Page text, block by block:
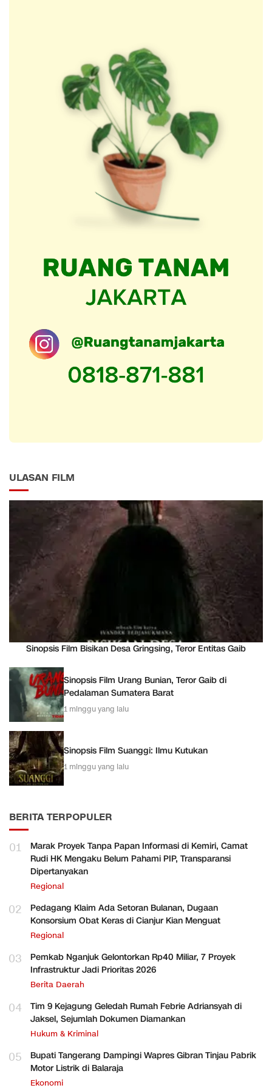
ULASAN FILM
Sinopsis Film Bisikan Desa Gringsing, Teror Entitas Gaib
Sinopsis Film Urang Bunian, Teror Gaib di
Pedalaman Sumatera Barat
1 minggu yang lalu
Sinopsis Film Suanggi: Ilmu Kutukan
1 minggu yang lalu
BERITA TERPOPULER
01
Marak Proyek Tanpa Papan Informasi di Kemiri, Camat
Rudi HK Mengaku Belum Pahami PIP, Transparansi
Dipertanyakan
Regional
02
Pedagang Klaim Ada Setoran Bulanan, Dugaan
Konsorsium Obat Keras di Cianjur Kian Menguat
Regional
03
Pemkab Nganjuk Gelontorkan Rp40 Miliar, 7 Proyek
Infrastruktur Jadi Prioritas 2026
Berita Daerah
04
Tim 9 Kejagung Geledah Rumah Febrie Adriansyah di
Jaksel, Sejumlah Dokumen Diamankan
Hukum & Kriminal
05
Bupati Tangerang Dampingi Wapres Gibran Tinjau Pabrik
Motor Listrik di Balaraja
Ekonomi